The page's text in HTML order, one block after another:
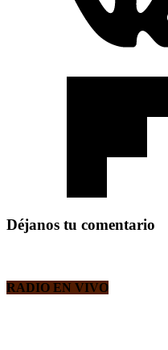
Déjanos tu comentario
RADIO EN VIVO